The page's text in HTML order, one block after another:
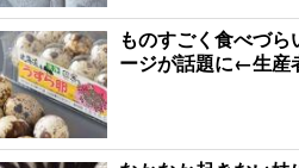
ものすごく食べづ
ージが話題に←生産